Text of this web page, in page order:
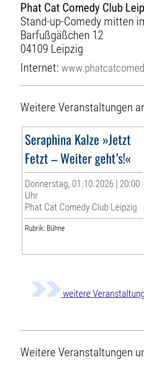
Phat Cat Comedy Club
Stand-up-Comedy mitten
Barfußgäßchen 12
04109 Leipzig
Internet:
Weitere Veranstaltungen
Seraphina Kalze »Jetzt
Fetzt – Weiter geht’s!«
Donnerstag, 01.10.2026 | 20:00
Uhr
Phat Cat Comedy Club Leipzig
Rubrik: Bühne
weitere
Weitere Veranstaltungen